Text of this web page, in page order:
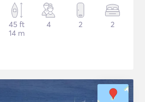
45 ft
14 m
4 2 2